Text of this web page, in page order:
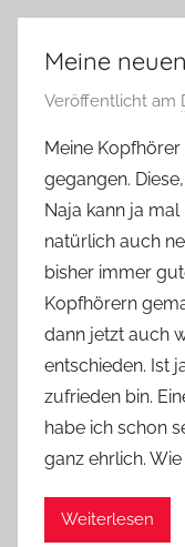
Meine
Veröffentlicht am
Meine
gegangen.
Naja kann ja
natürlich auch
bisher immer
Kopfhörern
dann jetzt auch
entschieden. Ist
zufrieden bin.
habe ich schon
ganz ehrlich.
Weiterlesen